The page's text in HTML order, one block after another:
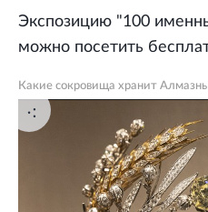
Экспозицию "100
можно посетить
Какие сокровища хранит